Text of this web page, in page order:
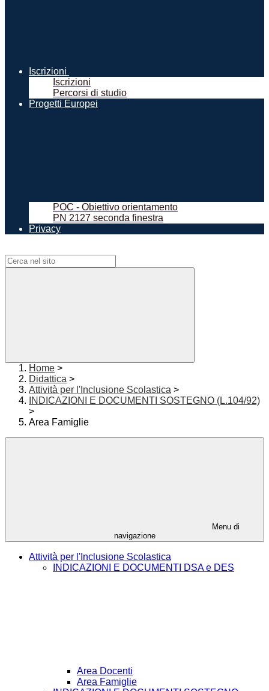
Iscrizioni
Iscrizioni
Percorsi di studio
Progetti Europei
POC - Obiettivo orientamento
PN 2127 seconda finestra
Privacy
Home >
Didattica >
Attività per l'Inclusione Scolastica >
INDICAZIONI E DOCUMENTI SOSTEGNO (L.104/92)
>
Area Famiglie
Menu di
navigazione
Attività per l'Inclusione Scolastica
INDICAZIONI E DOCUMENTI DSA e DES
Area Docenti
Area Famiglie